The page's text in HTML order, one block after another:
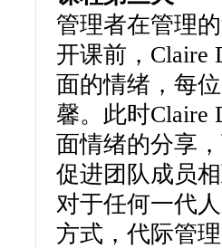
管理者在管理
开课前，Claire
面的情绪，每
馨。此时Claire
面情绪的分享
促进团队成员
对于任何一代
方式，代际管